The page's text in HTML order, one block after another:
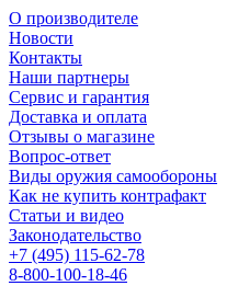
О производителе
Новости
Контакты
Наши партнеры
Сервис и гарантия
Доставка и оплата
Отзывы о магазине
Вопрос-ответ
Виды оружия самообороны
Как не купить контрафакт
Статьи и видео
Законодательство
+7 (495) 115-62-78
8-800-100-18-46